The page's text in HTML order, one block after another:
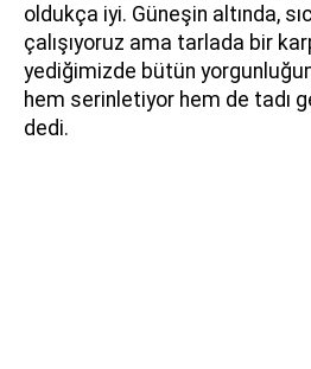
oldukça iyi. Güneşin altında,
çalışıyoruz ama tarlada bir
yediğimizde bütün
hem serinletiyor hem de tadı
dedi.